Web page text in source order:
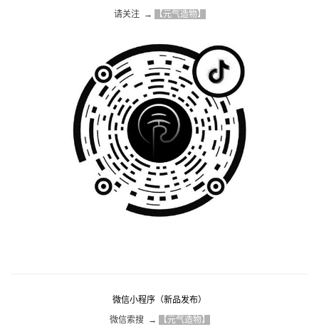
请关注  → 【元气造物】
微信小程序（新品发布）
微信索搜  → 【元气造物】